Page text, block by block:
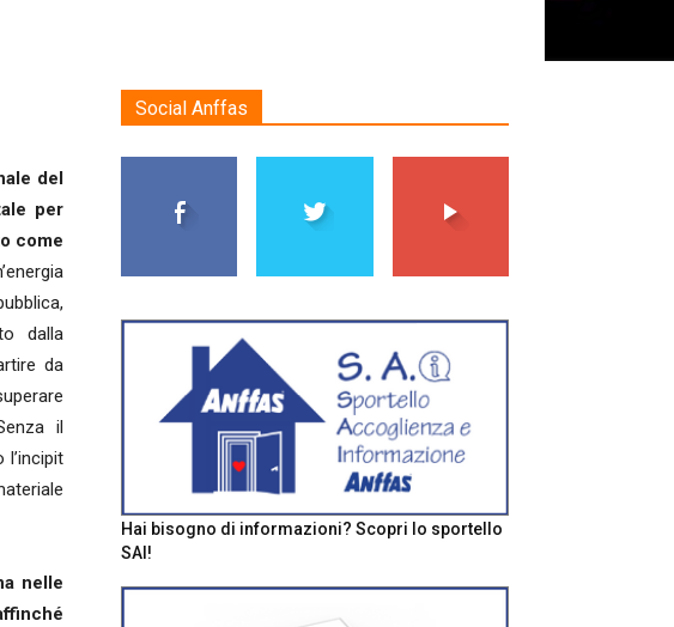
del
per
come
dalla
da
il
nelle
Social Anffas
Hai bisogno di informazioni? Scopri lo sportello
SAI!